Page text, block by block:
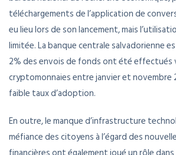
téléchargements de l’application de
eu lieu lors de son lancement, mais
limitée. La banque centrale salvadorienne
2% des envois de fonds ont été effectués
cryptomonnaies entre janvier et novembre
faible taux d’adoption.
En outre, le manque d’infrastructure
méfiance des citoyens à l’égard des